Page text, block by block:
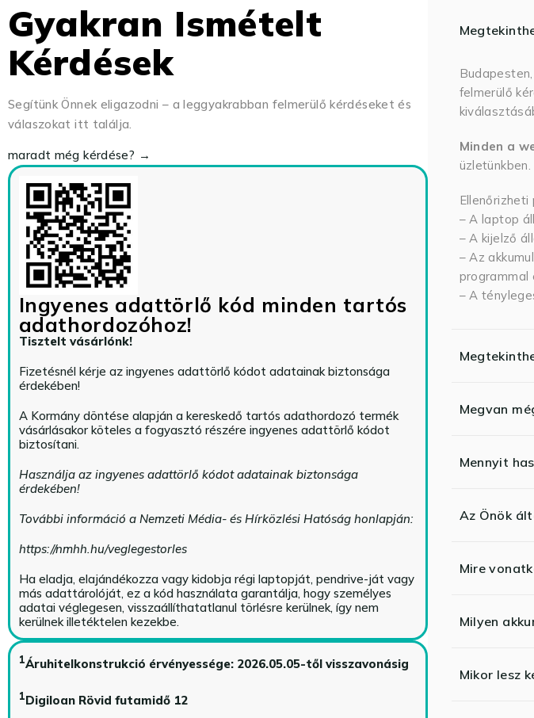
Gyakran Ismételt
Kérdések
Segítünk Önnek eligazodni – a leggyakrabban felmerülő kérdéseket és
válaszokat itt találja.
maradt még kérdése? →
Ingyenes adattörlő kód minden tartós
adathordozóhoz!
Tisztelt vásárlónk!
Fizetésnél kérje az ingyenes adattörlő kódot adatainak biztonsága
érdekében!
A Kormány döntése alapján a kereskedő tartós adathordozó termék
vásárlásakor köteles a fogyasztó részére ingyenes adattörlő kódot
biztosítani.
Használja az ingyenes adattörlő kódot adatainak biztonsága
érdekében!
További információ a Nemzeti Média- és Hírközlési Hatóság honlapján:
https://nmhh.hu/veglegestorles
Ha eladja, elajándékozza vagy kidobja régi laptopját, pendrive-ját vagy
más adattárolóját, ez a kód használata garantálja, hogy személyes
adatai véglegesen, visszaállíthatatlanul törlésre kerülnek, így nem
kerülnek illetéktelen kezekbe.
1Áruhitelkonstrukció érvényessége: 2026.05.05-től visszavonásig
1Digiloan Rövid futamidő 12
felmerülő
Minden a
üzletünkben.
Ellenőrizheti
– A laptop
– A kijelző
– Az
programmal
– A
Megvan
Mennyit
Az Önök
Mire
Milyen
Mikor lesz